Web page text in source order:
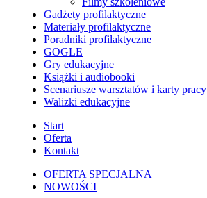
Gadżety profilaktyczne
Materiały profilaktyczne
Poradniki profilaktyczne
GOGLE
Gry edukacyjne
Książki i audiobooki
Scenariusze warsztatów i karty pracy
Walizki edukacyjne
Start
Oferta
Kontakt
OFERTA SPECJALNA
NOWOŚCI